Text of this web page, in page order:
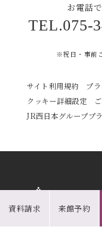
資料請求 来館予約
お電話
TEL.075-
※祝日・事前
サイト利用規約 プ
クッキー詳細設定
JR西日本グループプ
〒600-8216